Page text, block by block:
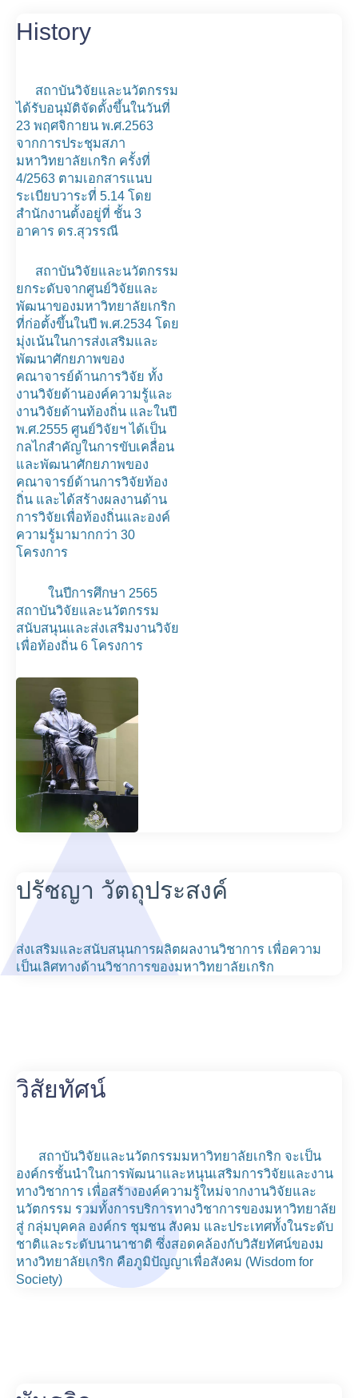
History
สถาบันวิจัยและนวัตกรรม
ได้รับอนุมัติจัดตั้งขึ้นในวันที่
23 พฤศจิกายน พ.ศ.2563
จากการประชุมสภา
มหาวิทยาลัยเกริก ครั้งที่
4/2563 ตามเอกสารแนบ
ระเบียบวาระที่ 5.14 โดย
สำนักงานตั้งอยู่ที่ ชั้น 3
อาคาร ดร.สุวรรณี
สถาบันวิจัยและนวัตกรรม
ยกระดับจากศูนย์วิจัยและ
พัฒนาของมหาวิทยาลัยเกริก
ที่ก่อตั้งขึ้นในปี พ.ศ.2534 โดย
มุ่งเน้นในการส่งเสริมและ
พัฒนาศักยภาพของ
คณาจารย์ด้านการวิจัย ทั้ง
งานวิจัยด้านองค์ความรู้และ
งานวิจัยด้านท้องถิ่น และในปี
พ.ศ.2555 ศูนย์วิจัยฯ ได้เป็น
กลไกสำคัญในการขับเคลื่อน
และพัฒนาศักยภาพของ
คณาจารย์ด้านการวิจัยท้อง
ถิ่น และได้สร้างผลงานด้าน
การวิจัยเพื่อท้องถิ่นและองค์
ความรู้มามากกว่า 30
โครงการ
ในปีการศึกษา 2565
สถาบันวิจัยและนวัตกรรม
สนับสนุนและส่งเสริมงานวิจัย
เพื่อท้องถิ่น 6 โครงการ
ปรัชญา วัตถุประสงค์
ส่งเสริมและสนับสนุนการผลิตผลงานวิชาการ เพื่อความ
เป็นเลิศทางด้านวิชาการของมหาวิทยาลัยเกริก
วิสัยทัศน์
สถาบันวิจัยและนวัตกรรมมหาวิทยาลัยเกริก จะเป็น
องค์กรชั้นนำในการพัฒนาและหนุนเสริมการวิจัยและงาน
ทางวิชาการ เพื่อสร้างองค์ความรู้ใหม่จากงานวิจัยและ
นวัตกรรม รวมทั้งการบริการทางวิชาการของมหาวิทยาลัย
สู่ กลุ่มบุคคล องค์กร ชุมชน สังคม และประเทศทั้งในระดับ
ชาติและระดับนานาชาติ ซึ่งสอดคล้องกับวิสัยทัศน์ของม
หางวิทยาลัยเกริก คือภูมิปัญญาเพื่อสังคม (Wisdom for
Society)